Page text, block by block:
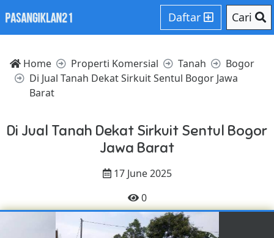
Daftar Cari
Home Properti Komersial Tanah
Bogor
Di Jual Tanah Dekat Sirkuit Sentul Bogor Jawa
Barat
Di Jual Tanah Dekat Sirkuit Sentul Bogor
Jawa Barat
17 June 2025
0